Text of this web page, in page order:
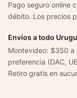
Pago seguro online
débito. Los precios
Envíos a todo
Montevideo: $350 a
preferencia (DAC,
Retiro gratis en